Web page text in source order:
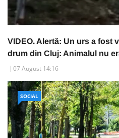
VIDEO. Alertă: Un urs a fost
drum din Cluj: Animalul nu
07 August 14:16
SOCIAL